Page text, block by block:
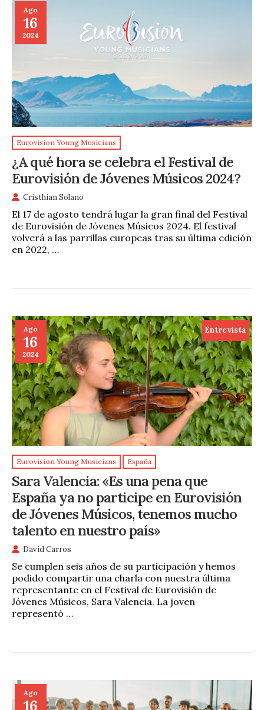
Ago
16
2024
Eurovision Young Musicians
¿A qué hora se celebra el Festival de
Eurovisión de Jóvenes Músicos 2024?
Cristhian Solano
El 17 de agosto tendrá lugar la gran final del Festival
de Eurovisión de Jóvenes Músicos 2024. El festival
volverá a las parrillas europeas tras su última edición
en 2022, …
Ago
16
2024
Entrevista
Eurovision Young Musicians España
Sara Valencia: «Es una pena que
España ya no participe en Eurovisión
de Jóvenes Músicos, tenemos mucho
talento en nuestro país»
David Carros
Se cumplen seis años de su participación y hemos
podido compartir una charla con nuestra última
representante en el Festival de Eurovisión de
Jóvenes Músicos, Sara Valencia. La joven
representó …
Ago
16